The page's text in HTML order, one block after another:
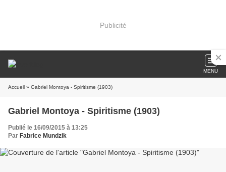
Publicité
MENU
Accueil » Gabriel Montoya - Spiritisme (1903)
Gabriel Montoya - Spiritisme (1903)
Publié le 16/09/2015 à 13:25
Par Fabrice Mundzik